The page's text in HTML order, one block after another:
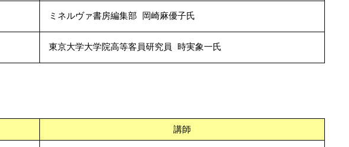
ミネルヴァ書房編集部 岡崎麻優子氏
東京大学大学院高等客員研究員 時実象一氏
講師